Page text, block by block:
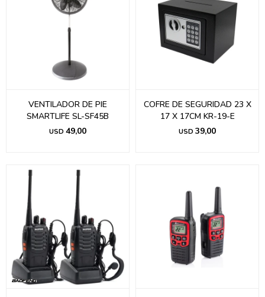
VENTILADOR DE PIE
SMARTLIFE SL-SF45B
USD 49,00
COFRE DE SEGURIDAD 23 X
17 X 17CM KR-19-E
USD 39,00